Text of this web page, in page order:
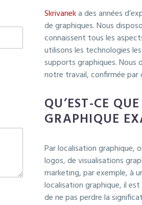
Skrivaneka des années
de graphiques. Nous
connaissent tous les
utilisons les technologies
supports graphiques.
notre travail, confirmée par
QU’EST-CE
GRAPHIQUE
Par localisation graphique,
logos, de visualisations
marketing, par exemple, à
localisation graphique, il
de ne pas perdre la